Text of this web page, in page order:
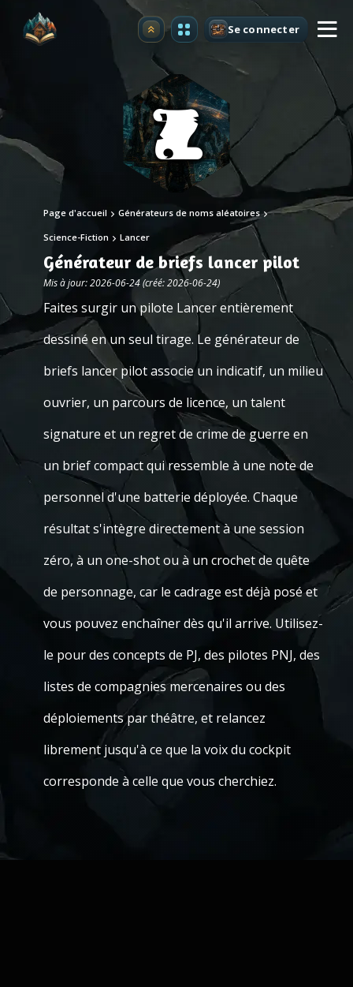
Premium Se connecter
Page d'accueil Générateurs de noms aléatoires
Science-Fiction Lancer
Générateur de briefs lancer pilot
Mis à jour: 2026-06-24 (créé: 2026-06-24)
Faites surgir un pilote Lancer entièrement
dessiné en un seul tirage. Le générateur de
briefs lancer pilot associe un indicatif, un milieu
ouvrier, un parcours de licence, un talent
signature et un regret de crime de guerre en
un brief compact qui ressemble à une note de
personnel d'une batterie déployée. Chaque
résultat s'intègre directement à une session
zéro, à un one-shot ou à un crochet de quête
de personnage, car le cadrage est déjà posé et
vous pouvez enchaîner dès qu'il arrive. Utilisez-
le pour des concepts de PJ, des pilotes PNJ, des
listes de compagnies mercenaires ou des
déploiements par théâtre, et relancez
librement jusqu'à ce que la voix du cockpit
corresponde à celle que vous cherchiez.